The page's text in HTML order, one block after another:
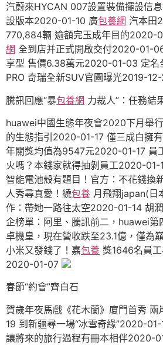
汽蔚來HYCAN 007設置裝備擺設信
設版本2020-01-10 廣包養網 汽本田
770,884輛 逾額完玉成年目的2020-
網 全到店并正式開啟交付2020-01-
享型 售價6.38萬元2020-01-03 ​定名
PRO 奇瑞全新SUV官圖曝光2019-
騰訊回應“暴包養網 力裁人”：任務結
huawei中國生態年夜會2020下月舉
的生態指引2020-01-17 僅三成白擁
年關獎均值為9547元2020-01-17 員
火嗎？本錢家就得抽剝員工2020-01-
智能電池殼有題目！官方：不花錢換
人秀尋真愛！繞包養 月飛翔japan(日
作：帶她一路往太空2020-01-14 胡
企榜單：阿里、騰訊前二，huawei
卓機皇，現在營收跌至23.1億，僅為
小米又發錢了！嘉包養 獎1646名員
2020-01-07
春節“約會”齊白石
賀歲年夜馬戲《花木蘭》廈門首秀
19 到新疆尋一場“冰雪奇緣”2020-01-
讓將來的旅行過程有冊本相伴2020-